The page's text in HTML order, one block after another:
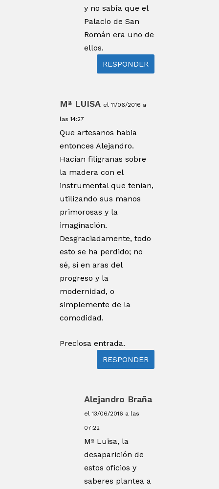
y no sabía que el
Palacio de San
Román era uno de
ellos.
RESPONDER
Mª LUISA el 11/06/2016 a
las 14:27
Que artesanos habia
entonces Alejandro.
Hacian filigranas sobre
la madera con el
instrumental que tenian,
utilizando sus manos
primorosas y la
imaginación.
Desgraciadamente, todo
esto se ha perdido; no
sé, si en aras del
progreso y la
modernidad, o
simplemente de la
comodidad.
Preciosa entrada.
RESPONDER
Alejandro Braña
el 13/06/2016 a las
07:22
Mª Luisa, la
desaparición de
estos oficios y
saberes plantea a